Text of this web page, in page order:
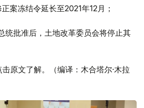
案冻结令延长至2021年12月；
统批准后，土地改革委员会将停止其
原文了解。（编译：木合塔尔·木拉